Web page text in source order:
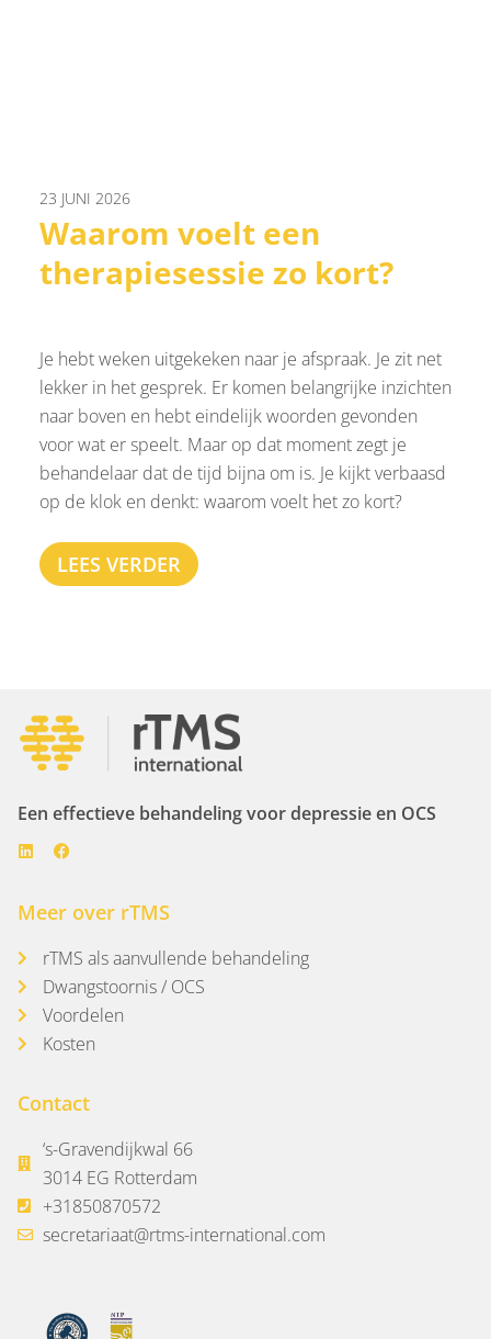
23 JUNI 2026
Waarom voelt een
therapiesessie zo kort?
Je hebt weken uitgekeken naar je afspraak. Je zit net
lekker in het gesprek. Er komen belangrijke inzichten
naar boven en hebt eindelijk woorden gevonden
voor wat er speelt. Maar op dat moment zegt je
behandelaar dat de tijd bijna om is. Je kijkt verbaasd
op de klok en denkt: waarom voelt het zo kort?
LEES VERDER
Een effectieve behandeling voor depressie en OCS
Meer over rTMS
rTMS als aanvullende behandeling
Dwangstoornis / OCS
Voordelen
Kosten
Contact
‘s-Gravendijkwal 66
3014 EG Rotterdam
+31850870572
secretariaat@rtms-international.com